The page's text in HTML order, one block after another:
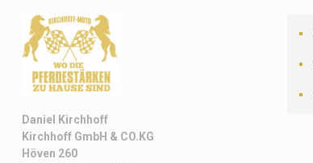
Daniel Kirchhoff
Kirchhoff GmbH & CO.KG
Höven 260